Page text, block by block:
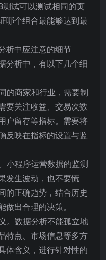
试可以测试相同的页
哪个组合最能够达到最
析中应注意的细节
分析中，有以下几个细
的商家和行业，需要制
要关注收益、交易次数
户留存等指标。需要将
反映在指标的设置与监
小程序运营数据的监测
发生波动，也不要慌
的正确趋势，结合历史
出合理的决策。
。数据分析不能孤立地
特点、市场信息等多方
体含义，进行针对性的